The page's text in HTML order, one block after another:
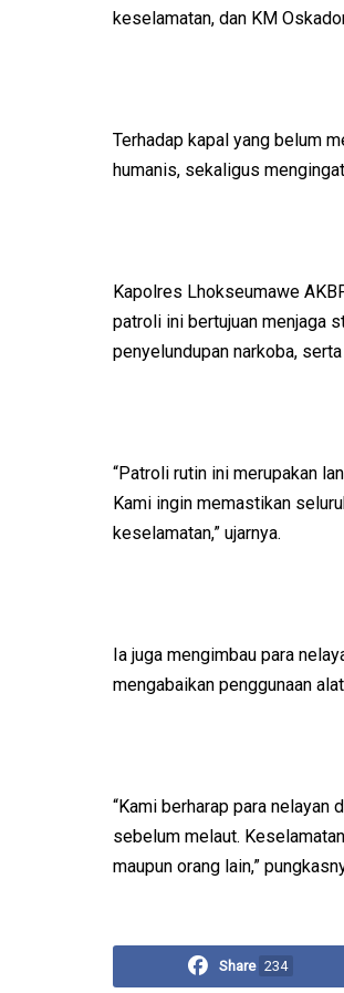
keselamatan, dan KM
Terhadap kapal yang belum
humanis, sekaligus
Kapolres Lhokseumawe
patroli ini bertujuan menjaga
penyelundupan narkoba,
“Patroli rutin ini merupakan
Kami ingin memastikan
keselamatan,” ujarnya.
Ia juga mengimbau para
mengabaikan penggunaan
“Kami berharap para
sebelum melaut.
maupun orang lain,”
Share 234